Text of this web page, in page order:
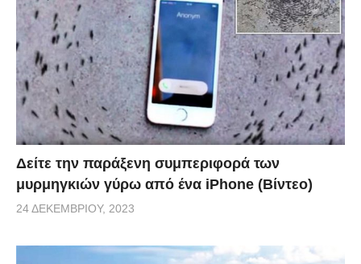
Δείτε την παράξενη συμπεριφορά των
μυρμηγκιών γύρω από ένα iPhone (Βίντεο)
24 ΔΕΚΕΜΒΡΊΟΥ, 2023